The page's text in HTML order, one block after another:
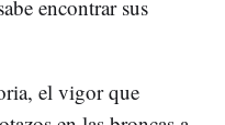
encontrar sus
el vigor que